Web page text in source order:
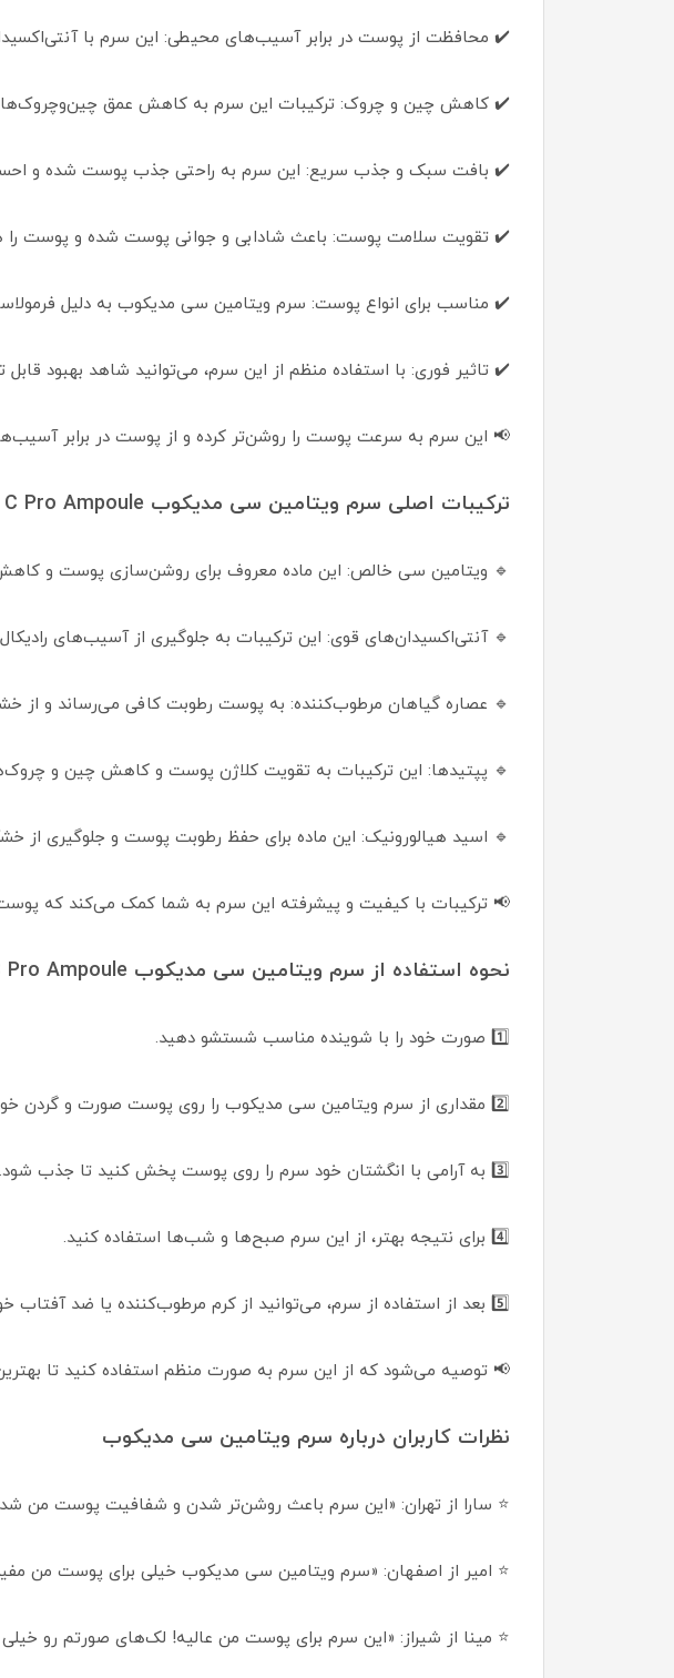
✔️ محافظت از پوست در برابر آسیب‌های محیطی: این سرم با
✔️ کاهش چین و چروک: ترکیبات این سرم به کاهش عمق
✔️ بافت سبک و جذب سریع: این سرم به راحتی جذب پوست شده و
✔️ تقویت سلامت پوست: باعث شادابی و جوانی پوست شده و پوست را
✔️ مناسب برای انواع پوست: سرم ویتامین سی مدیکوب به دلیل
✔️ تاثیر فوری: با استفاده منظم از این سرم، می‌توانید شاهد بهبود
📢 این سرم به سرعت پوست را روشن‌تر کرده و از پوست در برابر
ترکیبات اصلی سرم ویتامین سی مدیکوب Medicube Age-R Vita C Pro Ampoule
🔹 ویتامین سی خالص: این ماده معروف برای روشن‌سازی پوست و
🔹 آنتی‌اکسیدان‌های قوی: این ترکیبات به جلوگیری از آسیب‌های
🔹 عصاره گیاهان مرطوب‌کننده: به پوست رطوبت کافی می‌رساند و از
🔹 پپتیدها: این ترکیبات به تقویت کلاژن پوست و کاهش چین و
🔹 اسید هیالورونیک: این ماده برای حفظ رطوبت پوست و جلوگیری
📢 ترکیبات با کیفیت و پیشرفته این سرم به شما کمک می‌کند که
نحوه استفاده از سرم ویتامین سی مدیکوب Medicube Age-R Vita C Pro Ampoule
1️⃣ صورت خود را با شوینده مناسب شستشو دهید.
2️⃣ مقداری از سرم ویتامین سی مدیکوب را روی پوست صورت و گردن خود بزنید.
3️⃣ به آرامی با انگشتان خود سرم را روی پوست پخش کنید تا جذب شود.
4️⃣ برای نتیجه بهتر، از این سرم صبح‌ها و شب‌ها استفاده کنید.
5️⃣ بعد از استفاده از سرم، می‌توانید از کرم مرطوب‌کننده یا ضد آفتاب خود استفاده کنید.
📢 توصیه می‌شود که از این سرم به صورت منظم استفاده کنید تا
نظرات کاربران درباره سرم ویتامین سی مدیکوب
⭐ سارا از تهران: «این سرم باعث روشن‌تر شدن و شفافیت پوست
⭐ امیر از اصفهان: «سرم ویتامین سی مدیکوب خیلی برای پوست من
⭐ مینا از شیراز: «این سرم برای پوست من عالیه! لک‌های صورتم رو